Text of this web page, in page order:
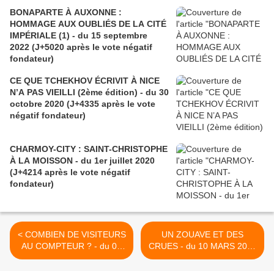
BONAPARTE À AUXONNE :
HOMMAGE AUX OUBLIÉS DE LA CITÉ
IMPÉRIALE (1) - du 15 septembre
2022 (J+5020 après le vote négatif
fondateur)
CE QUE TCHEKHOV ÉCRIVIT À NICE
N’A PAS VIEILLI (2ème édition) - du 30
octobre 2020 (J+4335 après le vote
négatif fondateur)
CHARMOY-CITY : SAINT-CHRISTOPHE
À LA MOISSON - du 1er juillet 2020
(J+4214 après le vote négatif
fondateur)
< COMBIEN DE VISITEURS
AU COMPTEUR ? - du 07
MARS 2016 (J+2637 après
UN ZOUAVE ET DES
CRUES - du 10 MARS 2016
(J+2640 après le vote